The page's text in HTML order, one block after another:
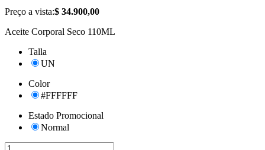
Preço a vista:$ 34.900,00
Aceite Corporal Seco 110ML
Talla
UN
Color
#FFFFFF
Estado Promocional
Normal